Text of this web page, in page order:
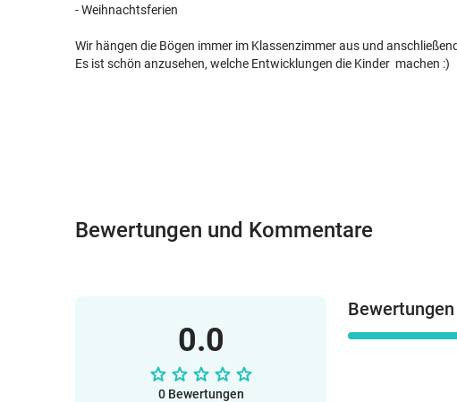
- Weihnachtsferien
Wir hängen die Bögen immer im Klassenzimmer aus und
Es ist schön anzusehen, welche Entwicklungen die Kinder machen :)
Bewertungen und Kommentare
0.0
0 Bewertungen